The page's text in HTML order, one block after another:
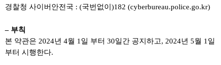
경찰청 사이버안전국 : (국번없이)182 (cyberbureau.police.go.kr)
– 부칙
본 약관은 2024년 4월 1일 부터 30일간 공지하고, 2024년 5월 1일
부터 시행한다.